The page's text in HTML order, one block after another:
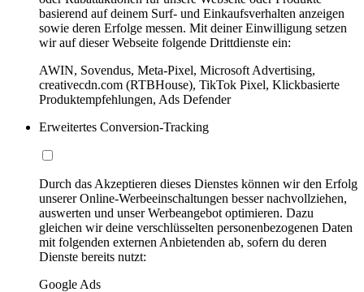
basierend auf deinem Surf- und Einkaufsverhalten anzeigen
sowie deren Erfolge messen. Mit deiner Einwilligung setzen
wir auf dieser Webseite folgende Drittdienste ein:
AWIN, Sovendus, Meta-Pixel, Microsoft Advertising,
creativecdn.com (RTBHouse), TikTok Pixel, Klickbasierte
Produktempfehlungen, Ads Defender
Erweitertes Conversion-Tracking
Durch das Akzeptieren dieses Dienstes können wir den Erfolg
unserer Online-Werbeeinschaltungen besser nachvollziehen,
auswerten und unser Werbeangebot optimieren. Dazu
gleichen wir deine verschlüsselten personenbezogenen Daten
mit folgenden externen Anbietenden ab, sofern du deren
Dienste bereits nutzt:
Google Ads